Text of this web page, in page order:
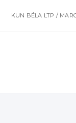
KUN BÉLA LTP /